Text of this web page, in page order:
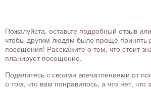
Пожалуйста, оставьте подробный отзыв
чтобы другим людям было проще принять
посещения! Расскажите о том, что стоит
планирует посещение.
Поделитесь с своими впечатлениями от
о том, что вам понравилось, а что нет, что